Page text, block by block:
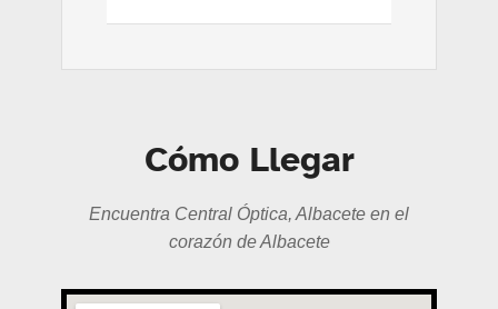
Cómo Llegar
Encuentra Central Óptica, Albacete en el
corazón de Albacete